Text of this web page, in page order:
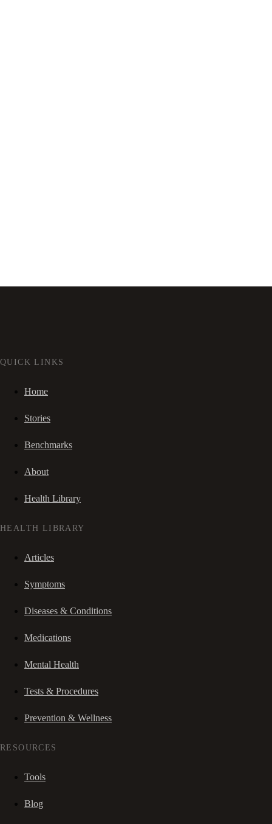
QUICK LINKS
Home
Stories
Benchmarks
About
Health Library
HEALTH LIBRARY
Articles
Symptoms
Diseases & Conditions
Medications
Mental Health
Tests & Procedures
Prevention & Wellness
RESOURCES
Tools
Blog